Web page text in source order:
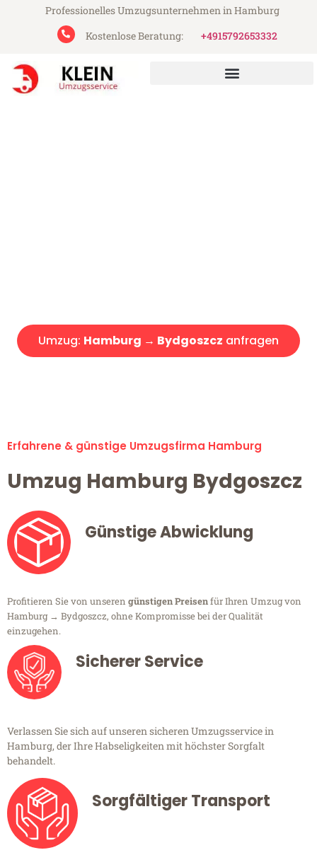
Professionelles Umzugsunternehmen in Hamburg
Kostenlose Beratung:
+4915792653332
Umzug: Hamburg → Bydgoszcz anfragen
Erfahrene & günstige Umzugsfirma Hamburg
Umzug Hamburg Bydgoszcz
Günstige Abwicklung
Profitieren Sie von unseren günstigen Preisenfür Ihren Umzug von
Hamburg → Bydgoszcz, ohne Kompromisse bei der Qualität
einzugehen.
Sicherer Service
Verlassen Sie sich auf unseren sicheren Umzugsservice in
Hamburg, der Ihre Habseligkeiten mit höchster Sorgfalt
behandelt.
Sorgfältiger Transport